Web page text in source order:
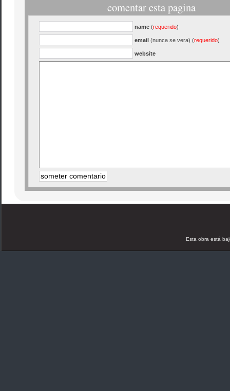
comentar esta pagina
name(requerido)
email(nunca se vera) (requerido)
website
Esta obra está